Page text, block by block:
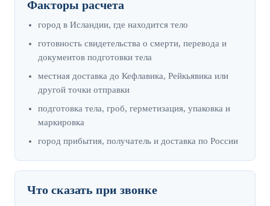
Факторы расчета
город в Исландии, где находится тело
готовность свидетельства о смерти, перевода и
документов подготовки тела
местная доставка до Кефлавика, Рейкьявика или
другой точки отправки
подготовка тела, гроб, герметизация, упаковка и
маркировка
город прибытия, получатель и доставка по России
Что сказать при звонке